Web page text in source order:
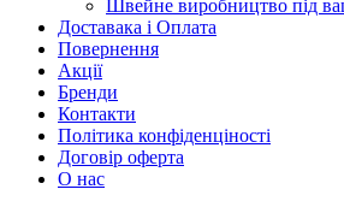
Швейне виробництво під
Доставака і Оплата
Повернення
Акції
Бренди
Контакти
Політика конфіденціності
Договір оферта
О нас